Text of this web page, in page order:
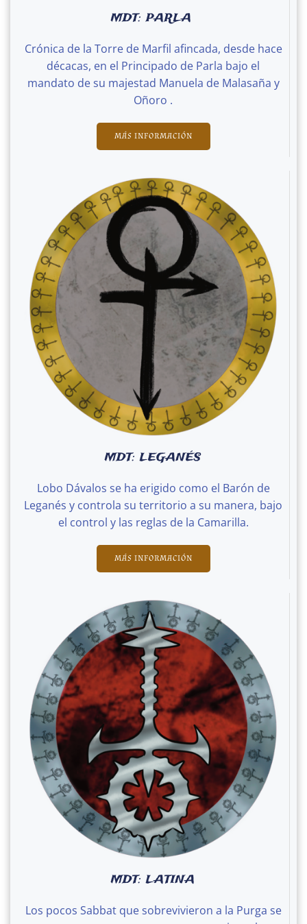
MDT: PARLA
Crónica de la Torre de Marfil afincada, desde hace
décacas, en el Principado de Parla bajo el
mandato de su majestad Manuela de Malasaña y
Oñoro .
MÁS INFORMACIÓN
MDT: LEGANÉS
Lobo Dávalos se ha erigido como el Barón de
Leganés y controla su territorio a su manera, bajo
el control y las reglas de la Camarilla.
MÁS INFORMACIÓN
MDT: LATINA
Los pocos Sabbat que sobrevivieron a la Purga se